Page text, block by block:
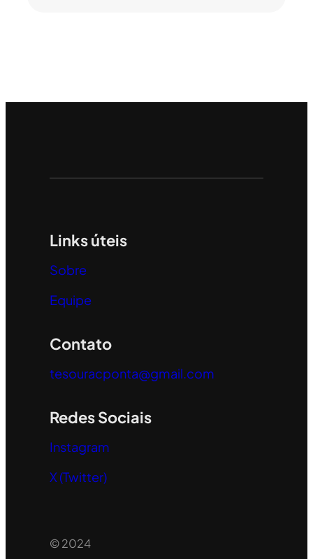
Links úteis
Sobre
Equipe
Contato
tesouracponta@gmail.com
Redes Sociais
Instagram
X (Twitter)
© 2024